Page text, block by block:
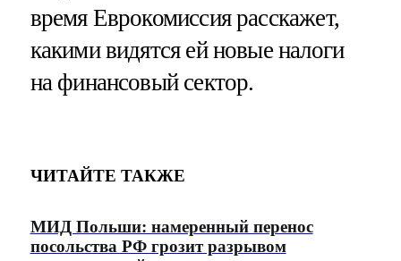
время Еврокомиссия расскажет,
какими видятся ей новые налоги
на финансовый сектор.
ЧИТАЙТЕ ТАКЖЕ
МИД Польши: намеренный перенос
посольства РФ грозит разрывом